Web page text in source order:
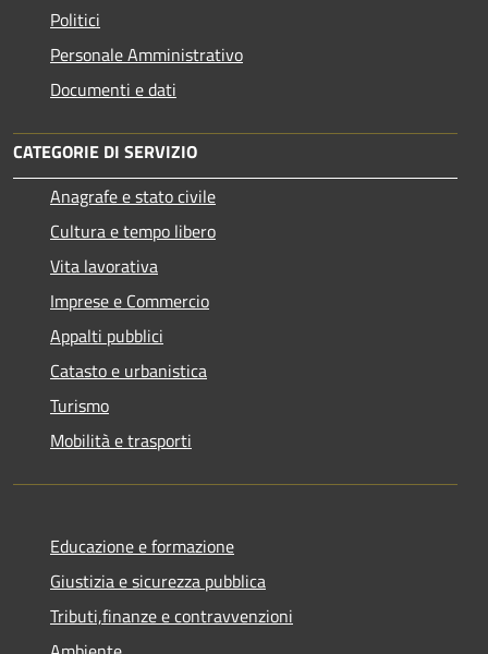
Politici
Personale Amministrativo
Documenti e dati
CATEGORIE DI SERVIZIO
Anagrafe e stato civile
Cultura e tempo libero
Vita lavorativa
Imprese e Commercio
Appalti pubblici
Catasto e urbanistica
Turismo
Mobilità e trasporti
Educazione e formazione
Giustizia e sicurezza pubblica
Tributi,finanze e contravvenzioni